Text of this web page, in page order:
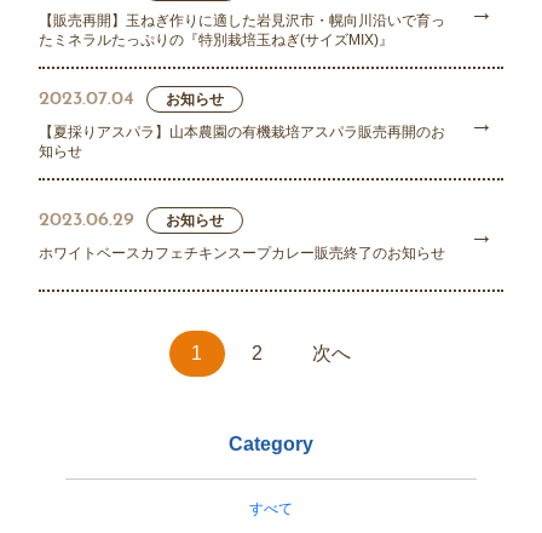
【販売再開】玉ねぎ作りに適した岩見沢市・幌向川沿いで育っ
たミネラルたっぷりの『特別栽培玉ねぎ(サイズMIX)』
2023.07.04
お知らせ
【夏採りアスパラ】山本農園の有機栽培アスパラ販売再開のお
知らせ
2023.06.29
お知らせ
ホワイトベースカフェチキンスープカレー販売終了のお知らせ
1 2 次へ
Category
すべて